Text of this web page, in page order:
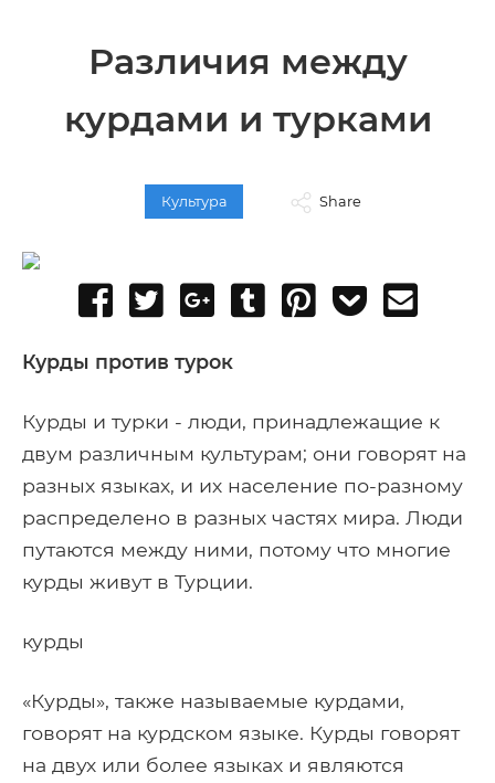
Различия между
курдами и турками
Культура Share
Share
Facebook
Tweet
Share
Google+
Post
Pin
Add
Курды против турок
Курды и турки - люди, принадлежащие к
двум различным культурам; они говорят на
разных языках, и их население по-разному
распределено в разных частях мира. Люди
путаются между ними, потому что многие
курды живут в Турции.
курды
«Курды», также называемые курдами,
говорят на курдском языке. Курды говорят
на двух или более языках и являются